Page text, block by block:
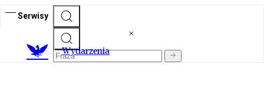
Serwisy
Wydarzenia